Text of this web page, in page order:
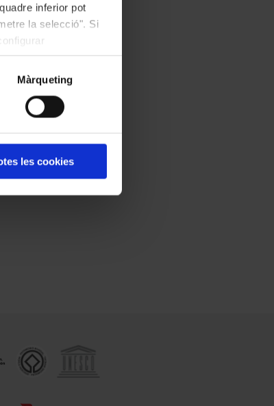
inferior pot
la selecció". Si
Màrqueting
les cookies